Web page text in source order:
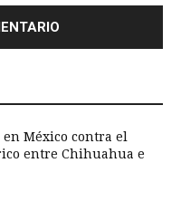
México contra el
entre Chihuahua e